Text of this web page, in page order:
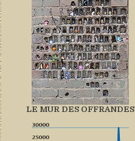
LE MUR DES OFFRANDES